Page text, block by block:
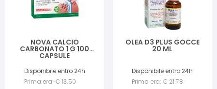
NOVA CALCIO
CARBONATO 1 G 100
CAPSULE
Disponibile entro 24h
Prima era: €13.50
OLEA D3 PLUS GOCCE
20 ML
Disponibile entro 24h
Prima era: €21.78